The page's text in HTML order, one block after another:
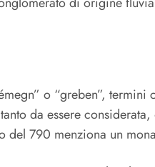
o “greben”,
da essere
del 790 menziona un